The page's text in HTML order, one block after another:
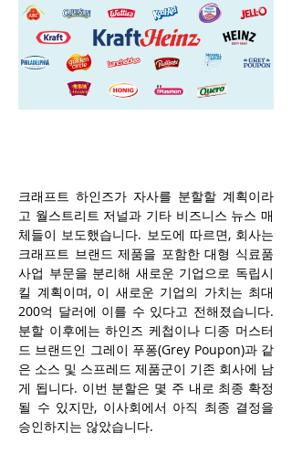
크래프트 하인즈가 자사를 분할할 계획이라
고 월스트리트 저널과 기타 비즈니스 뉴스 매
체들이 보도했습니다. 보도에 따르면, 회사는
크래프트 브랜드 제품을 포함한 대형 식료품
사업 부문을 분리해 새로운 기업으로 독립시
킬 계획이며, 이 새로운 기업의 가치는 최대
200억 달러에 이를 수 있다고 전해졌습니다.
분할 이후에는 하인즈 케첩이나 디종 머스터
드 브랜드인 그레이 푸퐁(Grey Poupon)과 같
은 소스 및 스프레드 제품군이 기존 회사에 남
게 됩니다. 이번 분할은 몇 주 내로 최종 확정
될 수 있지만, 이사회에서 아직 최종 결정을
승인하지는 않았습니다.